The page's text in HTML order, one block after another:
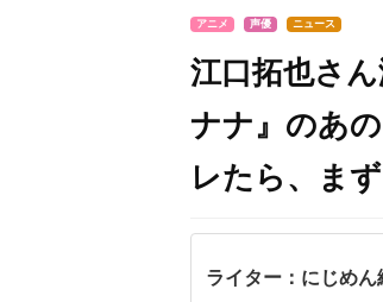
アニメ 声優 ニュース
江口拓也さ
ナナ』のあ
レたら、まず
ライター：にじめん